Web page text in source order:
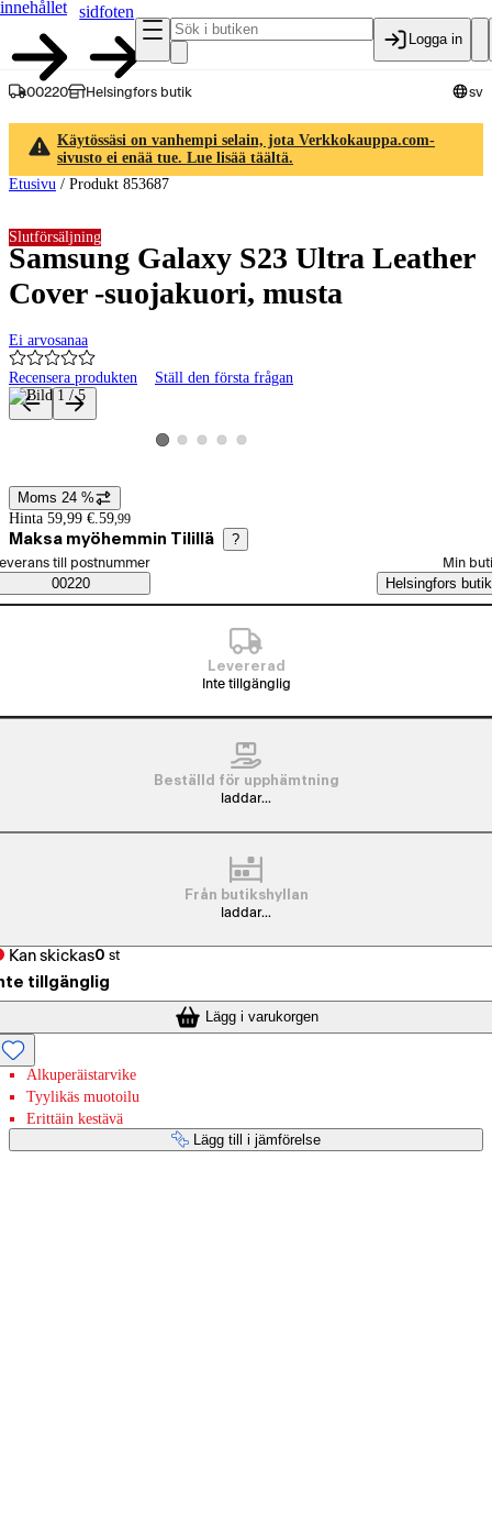
innehållet
sidfoten
Logga in
00220 Helsingfors butik sv
Käytössäsi on vanhempi selain, jota Verkkokauppa.com-
sivusto ei enää tue. Lue lisää täältä.
Etusivu / Produkt 853687
Samsung Galaxy S23 Ultra Leather
Cover -suojakuori, musta
Ei arvosanaa
Recensera produkten Ställ den första frågan
Slutförsäljning
Produktbilder och videor
Visa produktbild 1
Visa produktbild 2
Visa produktbild 3
Visa produktbild 4
Visa produktbild 5
Prisinformation
Moms 24 %
Hinta 59,99 €. 59,99
Maksa myöhemmin Tilillä ?
Saatavuustiedot
beställningssätt
till postnummer
00220
Min
Helsingfors butik
Levererad
Inte tillgänglig
Beställd för upphämtning
laddar...
Från butikshyllan
laddar...
Kan skickas0 st
tillgänglig
Lägg i varukorgen
Alkuperäistarvike
Tyylikäs muotoilu
Erittäin kestävä
Lägg till i jämförelse